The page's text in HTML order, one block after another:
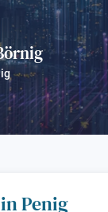
?
Penig